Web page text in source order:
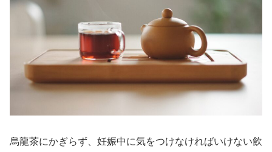
烏龍茶にかぎらず、妊娠中に気をつけなければいけない飲